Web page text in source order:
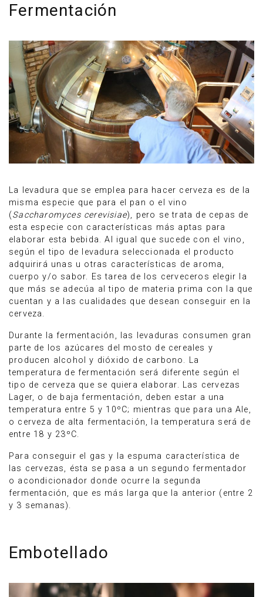
Fermentación
La levadura que se emplea para hacer cerveza es de la
misma especie que para el pan o el vino
(Saccharomyces cerevisiae), pero se trata de cepas de
esta especie con características más aptas para
elaborar esta bebida. Al igual que sucede con el vino,
según el tipo de levadura seleccionada el producto
adquirirá unas u otras características de aroma,
cuerpo y/o sabor. Es tarea de los cerveceros elegir la
que más se adecúa al tipo de materia prima con la que
cuentan y a las cualidades que desean conseguir en la
cerveza.
Durante la fermentación, las levaduras consumen gran
parte de los azúcares del mosto de cereales y
producen alcohol y dióxido de carbono. La
temperatura de fermentación será diferente según el
tipo de cerveza que se quiera elaborar. Las cervezas
Lager, o de baja fermentación, deben estar a una
temperatura entre 5 y 10ºC; mientras que para una Ale,
o cerveza de alta fermentación, la temperatura será de
entre 18 y 23ºC.
Para conseguir el gas y la espuma característica de
las cervezas, ésta se pasa a un segundo fermentador
o acondicionador donde ocurre la segunda
fermentación, que es más larga que la anterior (entre 2
y 3 semanas).
Embotellado